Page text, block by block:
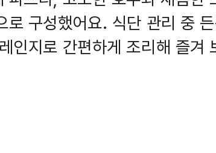
로 구성했어요. 식단 관리 중
인지로 간편하게 조리해 즐겨